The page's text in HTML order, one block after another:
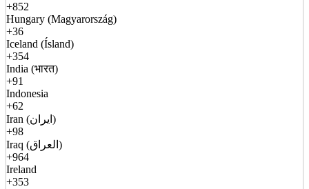
+852
Hungary (Magyarország)
+36
Iceland (Ísland)
+354
India (भारत)
+91
Indonesia
+62
Iran (ایران)
+98
Iraq (العراق)
+964
Ireland
+353